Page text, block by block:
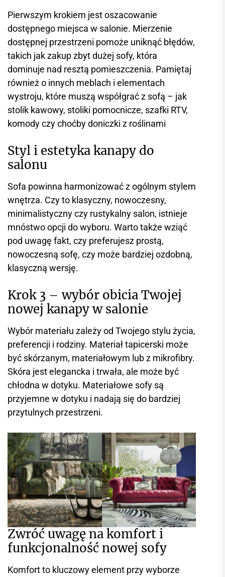
Pierwszym krokiem jest oszacowanie
dostępnego miejsca w salonie. Mierzenie
dostępnej przestrzeni pomoże uniknąć błędów,
takich jak zakup zbyt dużej sofy, która
dominuje nad resztą pomieszczenia. Pamiętaj
również o innych meblach i elementach
wystroju, które muszą współgrać z sofą – jak
stolik kawowy, stoliki pomocnicze, szafki RTV,
komody czy choćby doniczki z roślinami
Styl i estetyka kanapy do
salonu
Sofa powinna harmonizować z ogólnym stylem
wnętrza. Czy to klasyczny, nowoczesny,
minimalistyczny czy rustykalny salon, istnieje
mnóstwo opcji do wyboru. Warto także wziąć
pod uwagę fakt, czy preferujesz prostą,
nowoczesną sofę, czy może bardziej ozdobną,
klasyczną wersję.
Krok 3 – wybór obicia Twojej
nowej kanapy w salonie
Wybór materiału zależy od Twojego stylu życia,
preferencji i rodziny. Materiał tapicerski może
być skórzanym, materiałowym lub z mikrofibry.
Skóra jest elegancka i trwała, ale może być
chłodna w dotyku. Materiałowe sofy są
przyjemne w dotyku i nadają się do bardziej
przytulnych przestrzeni.
Zwróć uwagę na komfort i
funkcjonalność nowej sofy
Komfort to kluczowy element przy wyborze